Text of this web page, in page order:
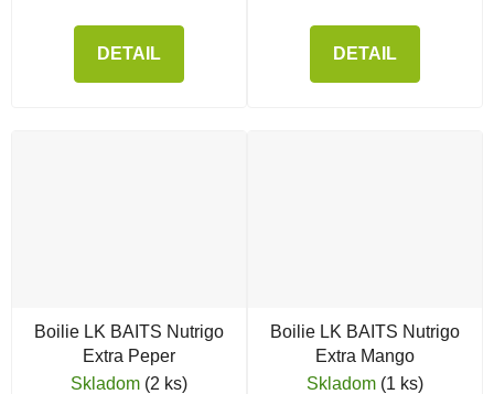
DETAIL DETAIL
Boilie LK BAITS Nutrigo
Extra Peper
Skladom (2 ks)
Boilie LK BAITS Nutrigo
Extra Mango
Skladom (1 ks)